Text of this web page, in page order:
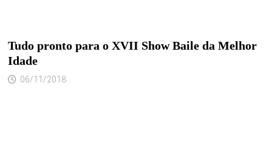
Tudo pronto para o XVII Show Baile da Melhor
Idade
06/11/2018